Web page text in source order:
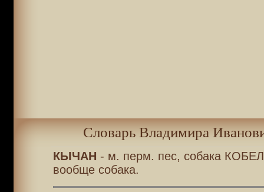
Словарь Владимира
КЫЧАН - м. перм. пес, собака
вообще собака.